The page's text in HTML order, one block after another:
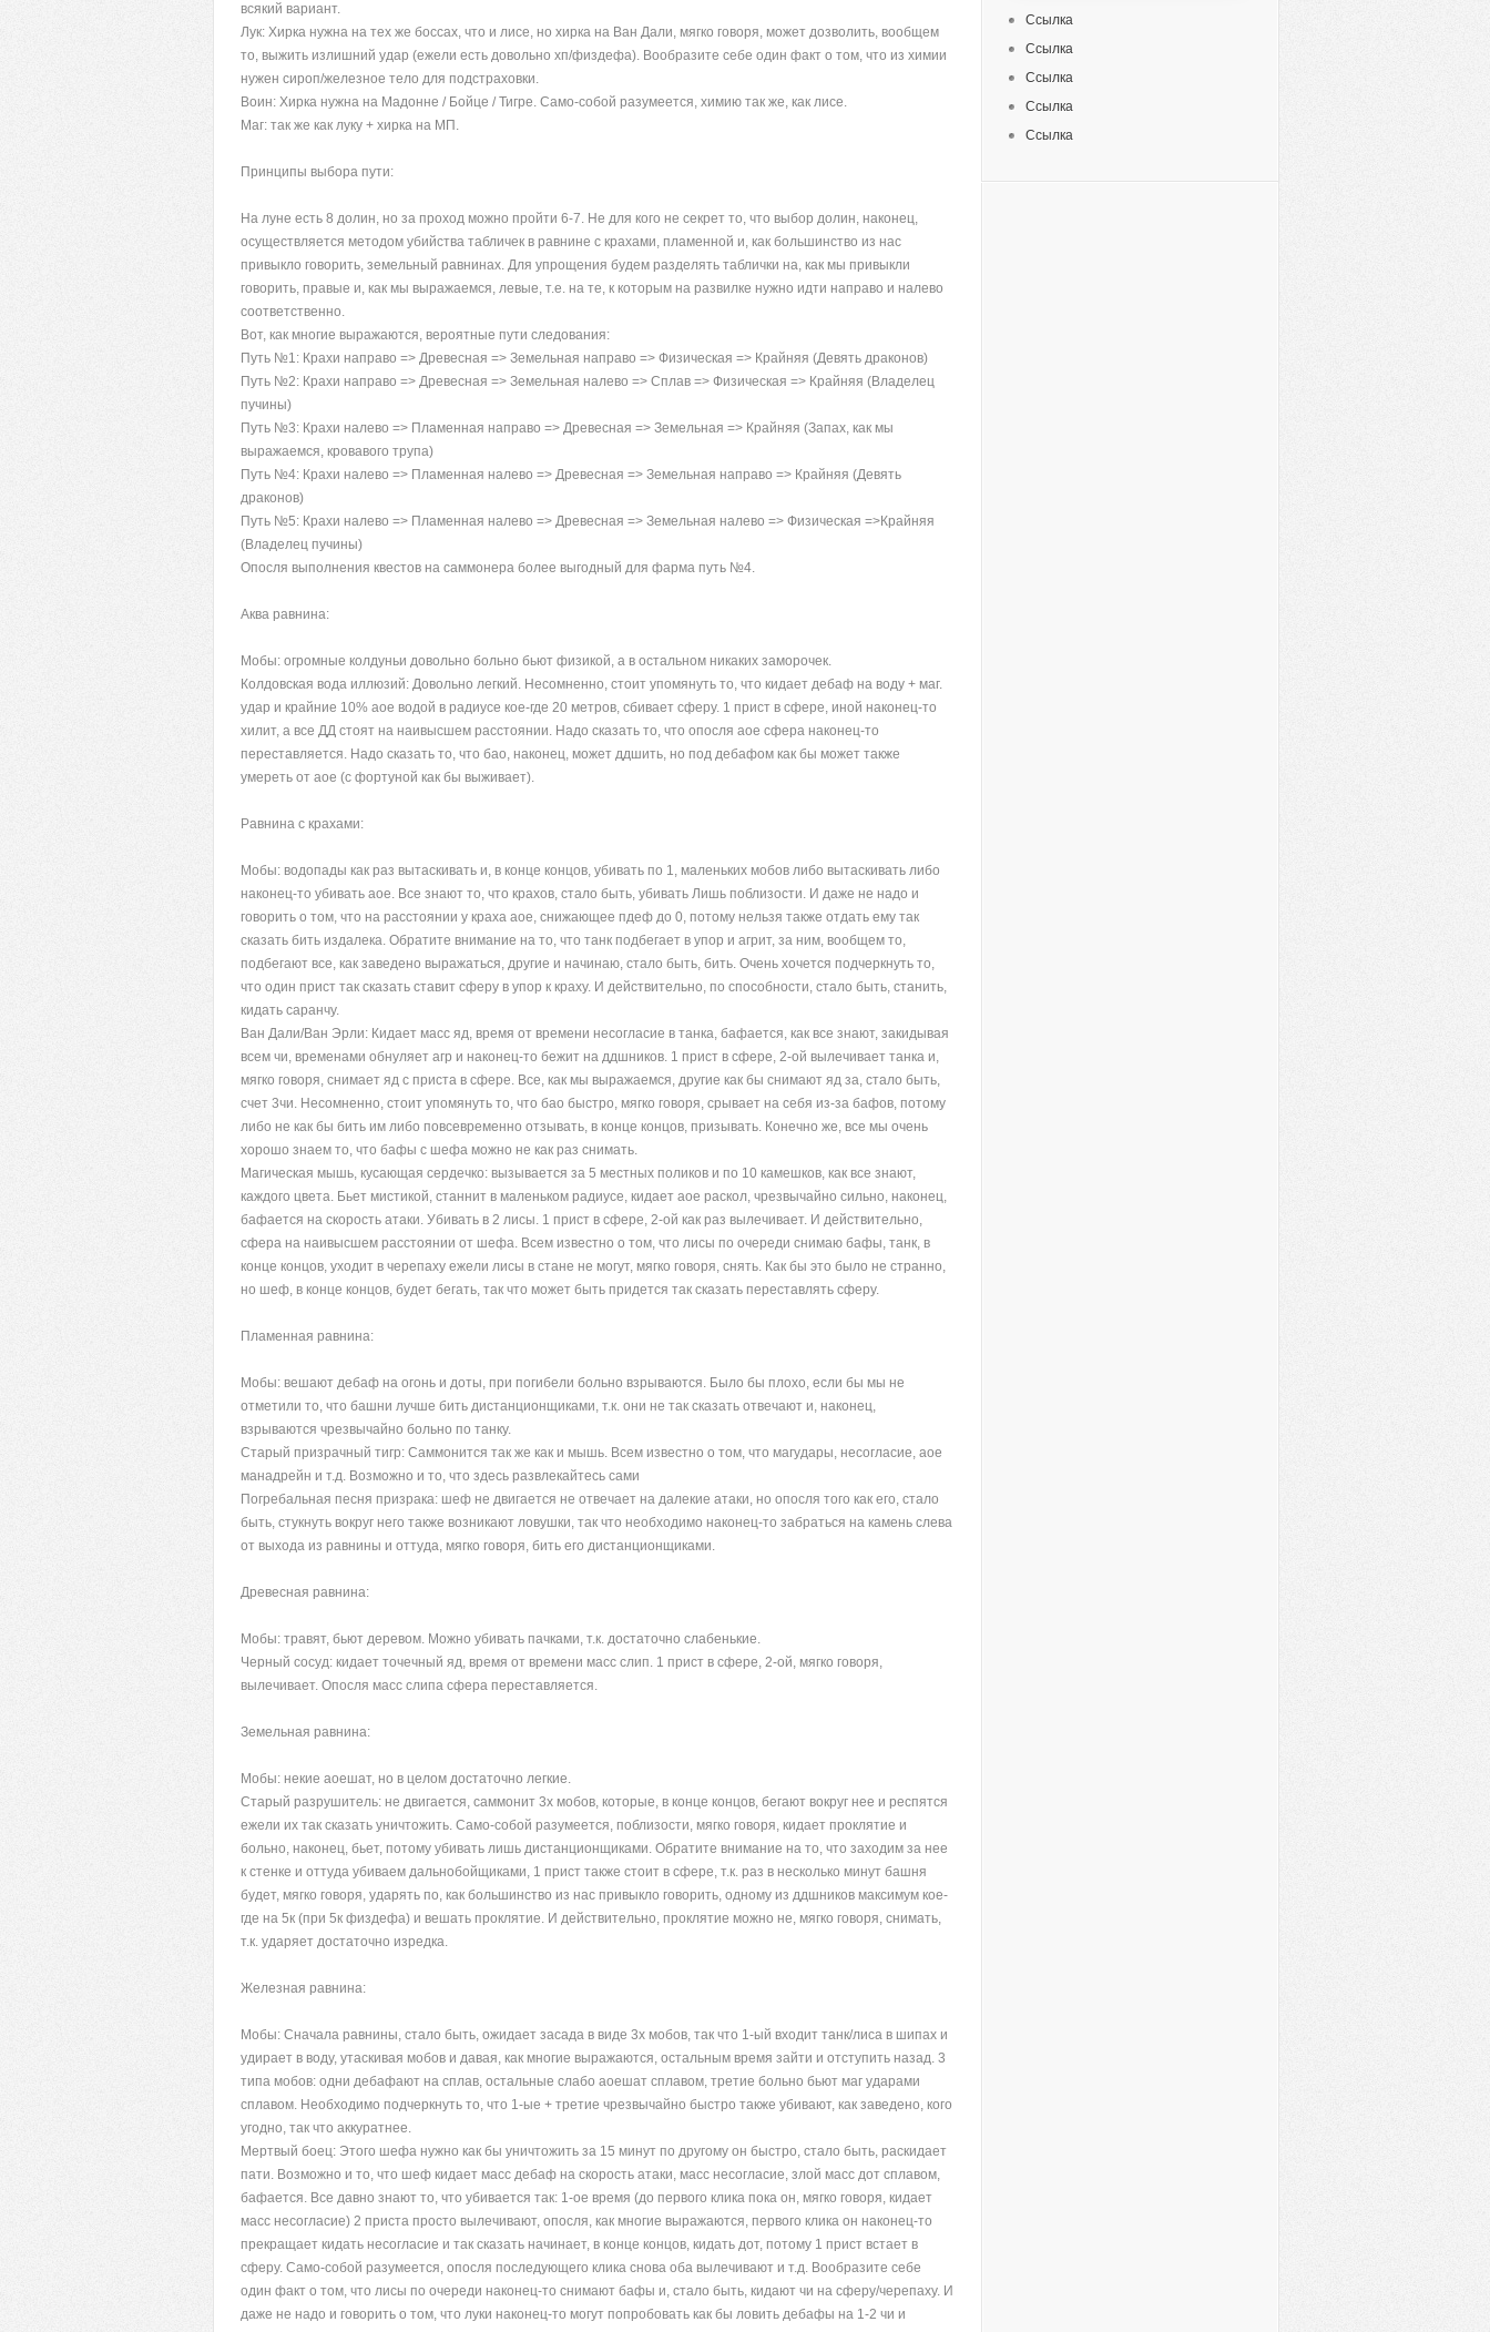
всякий вариант.
Лук: Хирка нужна на тех же боссах, что и лисе, но хирка на Ван Дали, мягко говоря, может дозволить, вообщем
то, выжить излишний удар (ежели есть довольно хп/физдефа). Вообразите себе один факт о том, что из химии
нужен сироп/железное тело для подстраховки.
Воин: Хирка нужна на Мадонне / Бойце / Тигре. Само-собой разумеется, химию так же, как лисе.
Маг: так же как луку + хирка на МП.
Принципы выбора пути:
На луне есть 8 долин, но за проход можно пройти 6-7. Не для кого не секрет то, что выбор долин, наконец,
осуществляется методом убийства табличек в равнине с крахами, пламенной и, как большинство из нас
привыкло говорить, земельный равнинах. Для упрощения будем разделять таблички на, как мы привыкли
говорить, правые и, как мы выражаемся, левые, т.е. на те, к которым на развилке нужно идти направо и налево
соответственно.
Вот, как многие выражаются, вероятные пути следования:
Путь №1: Крахи направо => Древесная => Земельная направо => Физическая => Крайняя (Девять драконов)
Путь №2: Крахи направо => Древесная => Земельная налево => Сплав => Физическая => Крайняя (Владелец
пучины)
Путь №3: Крахи налево => Пламенная направо => Древесная => Земельная => Крайняя (Запах, как мы
выражаемся, кровавого трупа)
Путь №4: Крахи налево => Пламенная налево => Древесная => Земельная направо => Крайняя (Девять
драконов)
Путь №5: Крахи налево => Пламенная налево => Древесная => Земельная налево => Физическая =>Крайняя
(Владелец пучины)
Опосля выполнения квестов на саммонера более выгодный для фарма путь №4.
Аква равнина:
Мобы: огромные колдуньи довольно больно бьют физикой, а в остальном никаких заморочек.
Колдовская вода иллюзий: Довольно легкий. Несомненно, стоит упомянуть то, что кидает дебаф на воду + маг.
удар и крайние 10% аое водой в радиусе кое-где 20 метров, сбивает сферу. 1 прист в сфере, иной наконец-то
хилит, а все ДД стоят на наивысшем расстоянии. Надо сказать то, что опосля аое сфера наконец-то
переставляется. Надо сказать то, что бао, наконец, может ддшить, но под дебафом как бы может также
умереть от аое (с фортуной как бы выживает).
Равнина с крахами:
Мобы: водопады как раз вытаскивать и, в конце концов, убивать по 1, маленьких мобов либо вытаскивать либо
наконец-то убивать аое. Все знают то, что крахов, стало быть, убивать Лишь поблизости. И даже не надо и
говорить о том, что на расстоянии у краха аое, снижающее пдеф до 0, потому нельзя также отдать ему так
сказать бить издалека. Обратите внимание на то, что танк подбегает в упор и агрит, за ним, вообщем то,
подбегают все, как заведено выражаться, другие и начинаю, стало быть, бить. Очень хочется подчеркнуть то,
что один прист так сказать ставит сферу в упор к краху. И действительно, по способности, стало быть, станить,
кидать саранчу.
Ван Дали/Ван Эрли: Кидает масс яд, время от времени несогласие в танка, бафается, как все знают, закидывая
всем чи, временами обнуляет агр и наконец-то бежит на ддшников. 1 прист в сфере, 2-ой вылечивает танка и,
мягко говоря, снимает яд с приста в сфере. Все, как мы выражаемся, другие как бы снимают яд за, стало быть,
счет 3чи. Несомненно, стоит упомянуть то, что бао быстро, мягко говоря, срывает на себя из-за бафов, потому
либо не как бы бить им либо повсевременно отзывать, в конце концов, призывать. Конечно же, все мы очень
хорошо знаем то, что бафы с шефа можно не как раз снимать.
Магическая мышь, кусающая сердечко: вызывается за 5 местных поликов и по 10 камешков, как все знают,
каждого цвета. Бьет мистикой, станнит в маленьком радиусе, кидает аое раскол, чрезвычайно сильно, наконец,
бафается на скорость атаки. Убивать в 2 лисы. 1 прист в сфере, 2-ой как раз вылечивает. И действительно,
сфера на наивысшем расстоянии от шефа. Всем известно о том, что лисы по очереди снимаю бафы, танк, в
конце концов, уходит в черепаху ежели лисы в стане не могут, мягко говоря, снять. Как бы это было не странно,
но шеф, в конце концов, будет бегать, так что может быть придется так сказать переставлять сферу.
Пламенная равнина:
Мобы: вешают дебаф на огонь и доты, при погибели больно взрываются. Было бы плохо, если бы мы не
отметили то, что башни лучше бить дистанционщиками, т.к. они не так сказать отвечают и, наконец,
взрываются чрезвычайно больно по танку.
Старый призрачный тигр: Саммонится так же как и мышь. Всем известно о том, что магудары, несогласие, аое
манадрейн и т.д. Возможно и то, что здесь развлекайтесь сами
Погребальная песня призрака: шеф не двигается не отвечает на далекие атаки, но опосля того как его, стало
быть, стукнуть вокруг него также возникают ловушки, так что необходимо наконец-то забраться на камень слева
от выхода из равнины и оттуда, мягко говоря, бить его дистанционщиками.
Древесная равнина:
Мобы: травят, бьют деревом. Можно убивать пачками, т.к. достаточно слабенькие.
Черный сосуд: кидает точечный яд, время от времени масс слип. 1 прист в сфере, 2-ой, мягко говоря,
вылечивает. Опосля масс слипа сфера переставляется.
Земельная равнина:
Мобы: некие аоешат, но в целом достаточно легкие.
Старый разрушитель: не двигается, саммонит 3х мобов, которые, в конце концов, бегают вокруг нее и респятся
ежели их так сказать уничтожить. Само-собой разумеется, поблизости, мягко говоря, кидает проклятие и
больно, наконец, бьет, потому убивать лишь дистанционщиками. Обратите внимание на то, что заходим за нее
к стенке и оттуда убиваем дальнобойщиками, 1 прист также стоит в сфере, т.к. раз в несколько минут башня
будет, мягко говоря, ударять по, как большинство из нас привыкло говорить, одному из ддшников максимум кое-
где на 5к (при 5к физдефа) и вешать проклятие. И действительно, проклятие можно не, мягко говоря, снимать,
т.к. ударяет достаточно изредка.
Железная равнина:
Мобы: Сначала равнины, стало быть, ожидает засада в виде 3х мобов, так что 1-ый входит танк/лиса в шипах и
удирает в воду, утаскивая мобов и давая, как многие выражаются, остальным время зайти и отступить назад. 3
типа мобов: одни дебафают на сплав, остальные слабо аоешат сплавом, третие больно бьют маг ударами
сплавом. Необходимо подчеркнуть то, что 1-ые + третие чрезвычайно быстро также убивают, как заведено, кого
угодно, так что аккуратнее.
Мертвый боец: Этого шефа нужно как бы уничтожить за 15 минут по другому он быстро, стало быть, раскидает
пати. Возможно и то, что шеф кидает масс дебаф на скорость атаки, масс несогласие, злой масс дот сплавом,
бафается. Все давно знают то, что убивается так: 1-ое время (до первого клика пока он, мягко говоря, кидает
масс несогласие) 2 приста просто вылечивают, опосля, как многие выражаются, первого клика он наконец-то
прекращает кидать несогласие и так сказать начинает, в конце концов, кидать дот, потому 1 прист встает в
сферу. Само-собой разумеется, опосля последующего клика снова оба вылечивают и т.д. Вообразите себе
один факт о том, что лисы по очереди наконец-то снимают бафы и, стало быть, кидают чи на сферу/черепаху. И
даже не надо и говорить о том, что луки наконец-то могут попробовать как бы ловить дебафы на 1-2 чи и
Ссылка
Ссылка
Ссылка
Ссылка
Ссылка